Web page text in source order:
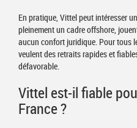
En pratique, Vittel peut intéresser
pleinement un cadre offshore,
aucun confort juridique. Pour tous
veulent des retraits rapides et
défavorable.
Vittel est-il fiable
France ?